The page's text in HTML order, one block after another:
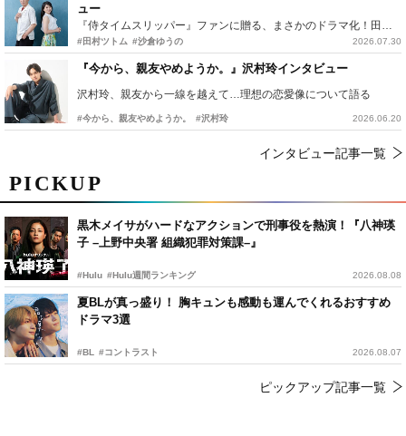
PICKUP
黒木メイサがハードなアクションで刑事役を熱演！『八神瑛
子 –上野中央署 組織犯罪対策課–』
#Hulu #Hulu週間ランキング 2026.08.08
夏BLが真っ盛り！ 胸キュンも感動も運んでくれるおすすめ
ドラマ3選
#BL #コントラスト 2026.08.07
ピックアップ記事一覧
ュー
『侍タイムスリッパー』ファンに贈る、まさかのドラマ化！田村ツトム×沙倉ゆうのが語る『心配無用ノ介』撮影秘話
#田村ツトム #沙倉ゆうの 2026.07.30
『今から、親友やめようか。』沢村玲インタビュー
沢村玲、親友から一線を越えて…理想の恋愛像について語る
#今から、親友やめようか。 #沢村玲 2026.06.20
インタビュー記事一覧